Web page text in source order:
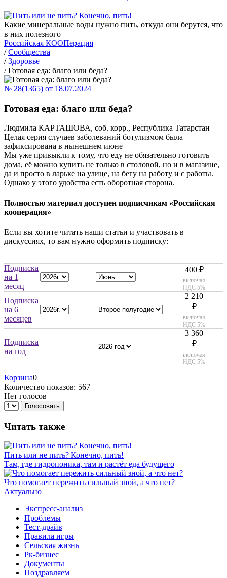
Какие минеральные воды нужно пить, откуда они берутся, что
в них полезного
Российская КООПерация
/ Сообщества
/ Здоровье
/ Готовая еда: благо или беда?
№ 28(1365) от 18.07.2024
Готовая еда: благо или беда?
Людмила КАРТАШОВА, соб. корр., Республика Татарстан
Целая серия случаев заболеваний ботулизмом была
зафиксирована в нынешнем июне
Мы уже привыкли к тому, что еду не обязательно готовить
дома, её можно купить не только в столовой, но и в магазине,
да и просто в ларьке на улице, на бегу на работу и с работы.
Однако у этого удобства есть оборотная сторона.
Полностью материал доступен подписчикам «Российская
кооперация»
Если вы хотите читать наши статьи и участвовать в
дискуссиях, то вам нужно оформить подписку:
Подписка
на 1
месяц
400 ₽
включая
НДС 5%
Подписка
на 6
месяцев
2 210
₽
включая
НДС 5%
Подписка
на год
3 360
₽
включая
НДС 5%
Корзина0
Количество показов: 567
Нет голосов
Голосовать
Читать также
Пить или не пить? Конечно, пить!
Там, где гидропоника, там и растёт еда будущего
Что помогает пережить сильный зной, а что нет?
Актуально
Экспресс-анализ
Проблемы
Тест-драйв
Правила игры
Сельская жизнь
Рк-бизнес
Документы
Поздравляем